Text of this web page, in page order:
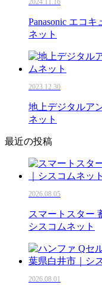
2024.11.16
Panasonic エコ
ネット
2023.12.30
地上デジタルア
ネット
最近の投稿
2026.08.05
スマートスター
シスコムネット
2026.08.01